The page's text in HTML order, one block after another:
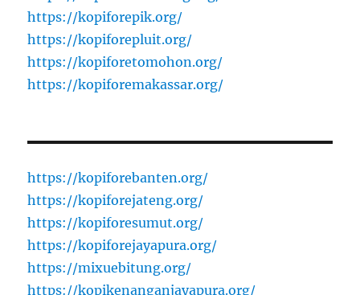
https://kopiforepik.org/
https://kopiforepluit.org/
https://kopiforetomohon.org/
https://kopiforemakassar.org/
https://kopiforebanten.org/
https://kopiforejateng.org/
https://kopiforesumut.org/
https://kopiforejayapura.org/
https://mixuebitung.org/
https://kopikenanganjayapura.org/